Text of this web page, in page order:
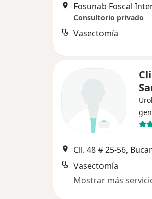
Consultorio privado
Vasectomía
Cll. 48 # 25-56,
Vasectomía
Mostrar más